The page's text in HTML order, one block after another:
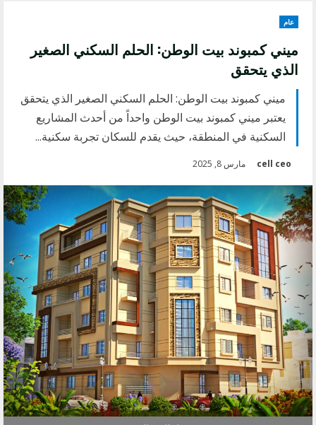
عام
ميني كمبوند بيت الوطن: الحلم السكني الصغير
الذي يتحقق
ميني كمبوند بيت الوطن: الحلم السكني الصغير الذي يتحقق
يعتبر ميني كمبوند بيت الوطن واحداً من أحدث المشاريع
السكنية في المنطقة، حيث يقدم للسكان تجربة سكنية...
cell ceo مارس 8, 2025